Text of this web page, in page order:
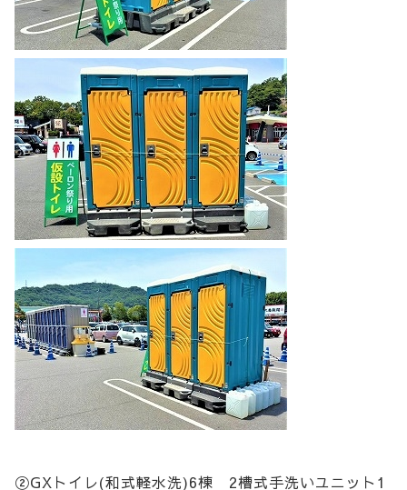
②GXトイレ(和式軽水洗)6棟 2槽式手洗いユニット1